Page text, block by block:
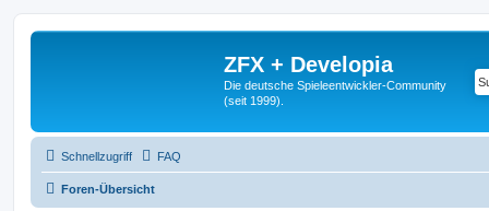
ZFX + Developia
Die deutsche Spieleentwickler-Community
(seit 1999).
Schnellzugriff FAQ
Foren-Übersicht